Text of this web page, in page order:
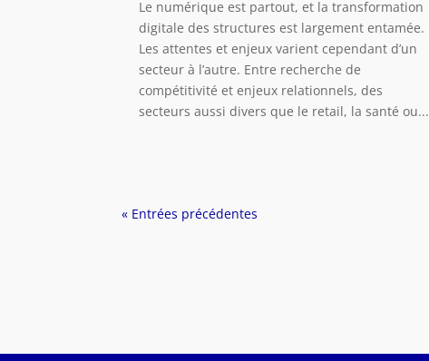
Le numérique est partout, et la transformation
digitale des structures est largement entamée.
Les attentes et enjeux varient cependant d’un
secteur à l’autre. Entre recherche de
compétitivité et enjeux relationnels, des
secteurs aussi divers que le retail, la santé ou...
« Entrées précédentes